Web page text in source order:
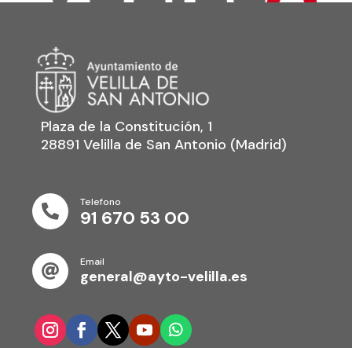
Plaza de la Constitución, 1
28891 Velilla de San Antonio (Madrid)

Telefono
91 670 53 00

Email
general@ayto-velilla.es